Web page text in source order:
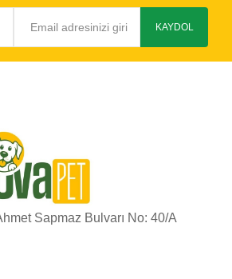
KAYDOL
Sapmaz Bulvarı No: 40/A